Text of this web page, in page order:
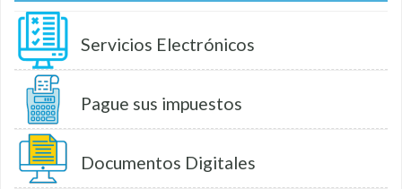
Servicios Electrónicos
Pague sus impuestos
Documentos Digitales